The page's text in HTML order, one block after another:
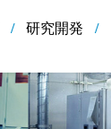
研究開発